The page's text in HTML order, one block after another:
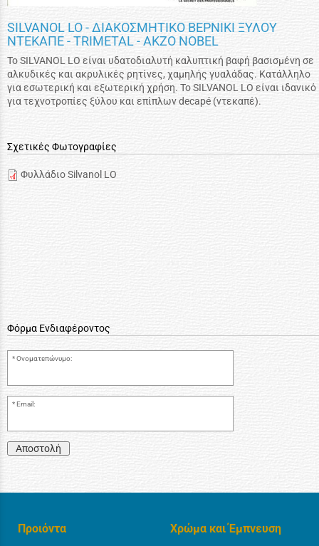
SILVANOL LO - ΔΙΑΚΟΣΜΗΤΙΚΟ ΒΕΡΝΙΚΙ ΞΥΛΟΥ
ΝΤΕΚΑΠΕ - TRIMETAL - AKZO NOBEL
Το SILVANOL LO είναι υδατοδιαλυτή καλυπτική βαφή βασισμένη σε
αλκυδικές και ακρυλικές ρητίνες, χαμηλής γυαλάδας. Κατάλληλο
για εσωτερική και εξωτερική χρήση. Το SILVANOL LO είναι ιδανικό
για τεχνοτροπίες ξύλου και επίπλων decapé (ντεκαπέ).
Σχετικές Φωτογραφίες
Φυλλάδιο Silvanol LO
Φόρμα Ενδιαφέροντος
Ονοματεπώνυμο:
Email:
Αποστολή
Προιόντα Χρώμα και Έμπνευση